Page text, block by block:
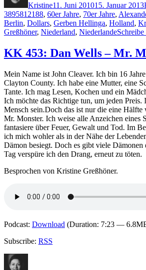
Kristine11. Juni 201015. Januar 2013
3895812188, 60er Jahre, 70er Jahre,
Berlin, Dollars, Gerben Hellinga, Holland,
Greßhöner, Niederland, Niederlande
KK 453: Dan Wells – Mr.
Mein Name ist John Cleaver. Ich bin 16
Clayton County. Ich habe eine Mutter, eine
Tante. Ich mag Lesen, Kochen und ein
Ich möchte das Richtige tun, um jeden Preis.
Mensch sein.Doch das ist nur die eine
Mr. Monster. Ich weise alle Anzeichen eines
fantasiere über Feuer, Gewalt und Tod. Im
ich mich wohler als in der Nähe der
Dämon besiegt. Doch es gibt viele Dämonen
Tag verspüre ich den Drang, erneut zu töten.
Besprochen von Kristine Greßhöner.
Podcast: Download (Duration: 7:23 —
Subscribe: RSS